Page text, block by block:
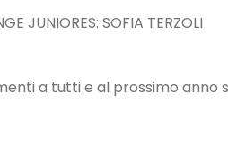
JUNIORES: SOFIA TERZOLI
a tutti e al prossimo anno